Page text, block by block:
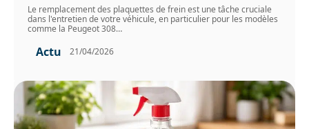
Le remplacement des plaquettes de frein est une tâche cruciale
dans l'entretien de votre véhicule, en particulier pour les modèles
comme la Peugeot 308…
Actu 21/04/2026